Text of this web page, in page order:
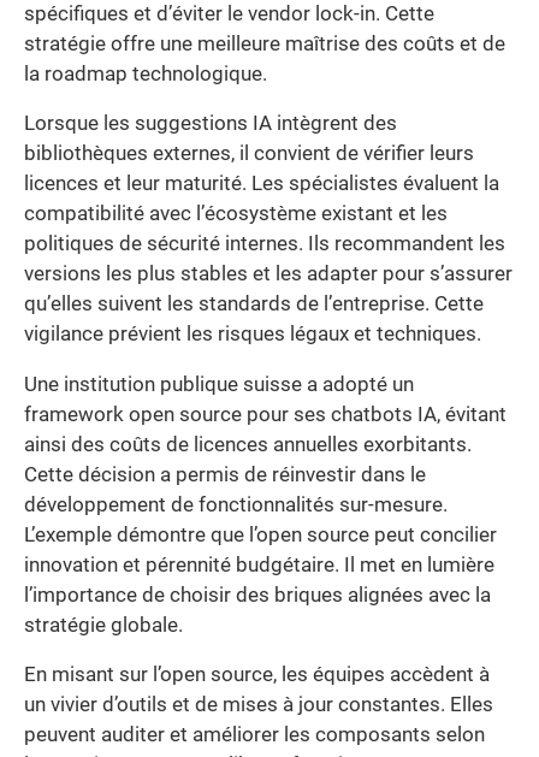
spécifiques et d’éviter le vendor lock-in. Cette
stratégie offre une meilleure maîtrise des coûts et de
la roadmap technologique.
Lorsque les suggestions IA intègrent des
bibliothèques externes, il convient de vérifier leurs
licences et leur maturité. Les spécialistes évaluent la
compatibilité avec l’écosystème existant et les
politiques de sécurité internes. Ils recommandent les
versions les plus stables et les adapter pour s’assurer
qu’elles suivent les standards de l’entreprise. Cette
vigilance prévient les risques légaux et techniques.
Une institution publique suisse a adopté un
framework open source pour ses chatbots IA, évitant
ainsi des coûts de licences annuelles exorbitants.
Cette décision a permis de réinvestir dans le
développement de fonctionnalités sur-mesure.
L’exemple démontre que l’open source peut concilier
innovation et pérennité budgétaire. Il met en lumière
l’importance de choisir des briques alignées avec la
stratégie globale.
En misant sur l’open source, les équipes accèdent à
un vivier d’outils et de mises à jour constantes. Elles
peuvent auditer et améliorer les composants selon